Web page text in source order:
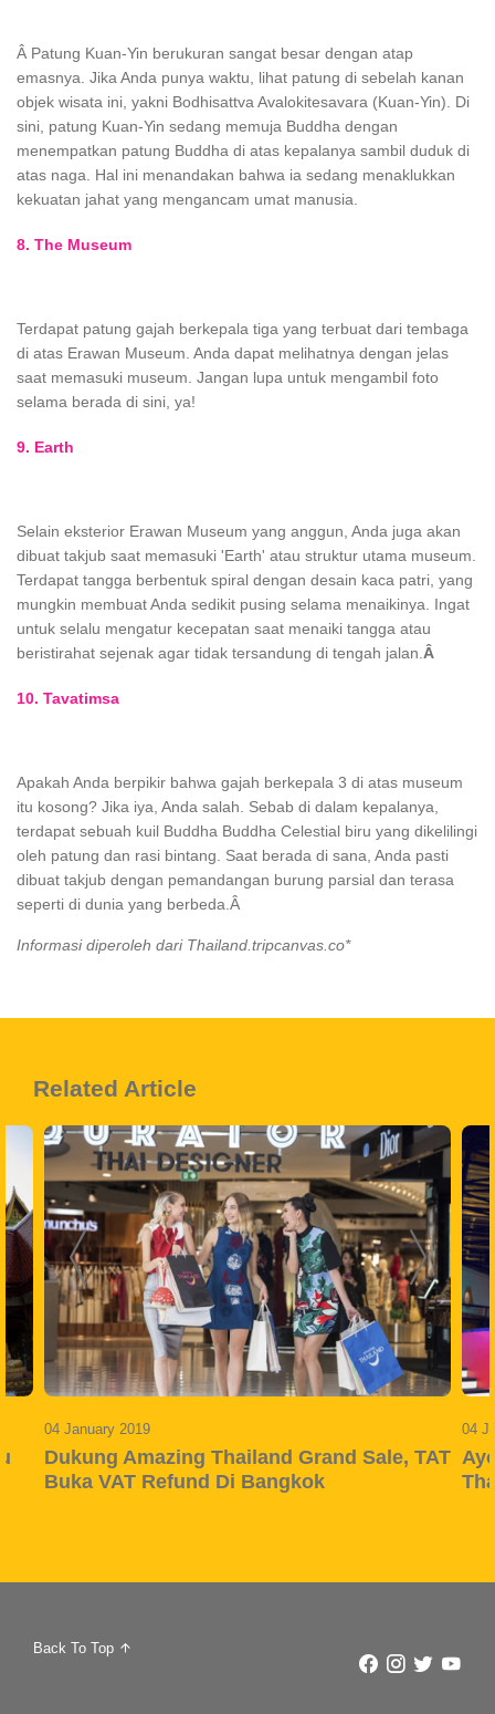
Â Patung Kuan-Yin berukuran sangat besar dengan atap
emasnya. Jika Anda punya waktu, lihat patung di sebelah kanan
objek wisata ini, yakni Bodhisattva Avalokitesavara (Kuan-Yin). Di
sini, patung Kuan-Yin sedang memuja Buddha dengan
menempatkan patung Buddha di atas kepalanya sambil duduk di
atas naga. Hal ini menandakan bahwa ia sedang menaklukkan
kekuatan jahat yang mengancam umat manusia.
8. The Museum
Terdapat patung gajah berkepala tiga yang terbuat dari tembaga
di atas Erawan Museum. Anda dapat melihatnya dengan jelas
saat memasuki museum. Jangan lupa untuk mengambil foto
selama berada di sini, ya!
9. Earth
Selain eksterior Erawan Museum yang anggun, Anda juga akan
dibuat takjub saat memasuki 'Earth' atau struktur utama museum.
Terdapat tangga berbentuk spiral dengan desain kaca patri, yang
mungkin membuat Anda sedikit pusing selama menaikinya. Ingat
untuk selalu mengatur kecepatan saat menaiki tangga atau
beristirahat sejenak agar tidak tersandung di tengah jalan. Â
10. Tavatimsa
Apakah Anda berpikir bahwa gajah berkepala 3 di atas museum
itu kosong? Jika iya, Anda salah. Sebab di dalam kepalanya,
terdapat sebuah kuil Buddha Buddha Celestial biru yang dikelilingi
oleh patung dan rasi bintang. Saat berada di sana, Anda pasti
dibuat takjub dengan pemandangan burung parsial dan terasa
seperti di dunia yang berbeda. Â
Informasi diperoleh dari Thailand.tripcanvas.co*
Related Article
04 January 2019
Dukung Amazing Thailand Grand Sale, TAT
Buka VAT Refund Di Bangkok
04
Back To Top